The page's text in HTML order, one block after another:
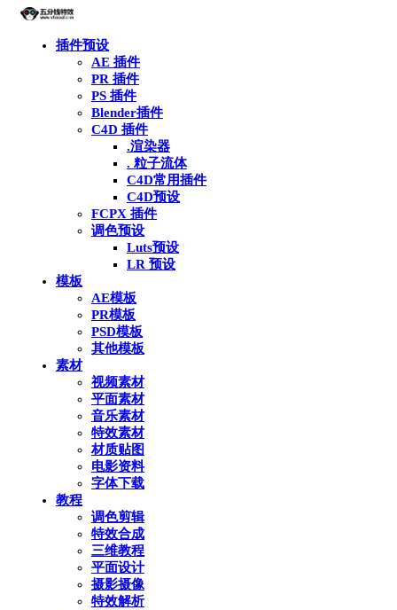
插件预设
AE 插件
PR 插件
PS 插件
Blender插件
C4D 插件
.渲染器
. 粒子流体
C4D常用插件
C4D预设
FCPX 插件
调色预设
Luts预设
LR 预设
模板
AE模板
PR模板
PSD模板
其他模板
素材
视频素材
平面素材
音乐素材
特效素材
材质贴图
电影资料
字体下载
教程
调色剪辑
特效合成
三维教程
平面设计
摄影摄像
特效解析